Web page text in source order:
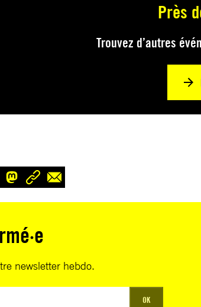
Près
Trouvez d’autres
newsletter hebdo.
OK